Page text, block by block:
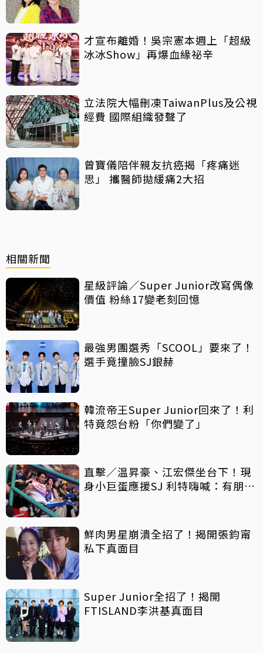
才宣布離婚！吳宗憲本週上「超級
冰冰Show」再爆血緣祕辛
立法院大幅刪凍TaiwanPlus及公視
經費 國際組織發聲了
曾寶儀陪伴親友抗癌揭「疼痛迷
思」 攜醫師拋緩痛2大招
相關新聞
星級評論／Super Junior改寫偶像
價值 粉絲17變老刻回憶
最強男團選秀「SCOOL」要來了！
選手竟撞臉SJ銀赫
韓流帝王Super Junior回來了！利
特竟怨台粉「你們變了」
直擊／温昇豪、江宏傑坐台下！現
身小巨蛋應援SJ 利特嗨喊：有朋友
鮮肉男星崩潰全招了！揭開張鈞甯
私下真面目
Super Junior全招了！揭開
FTISLAND李洪基真面目